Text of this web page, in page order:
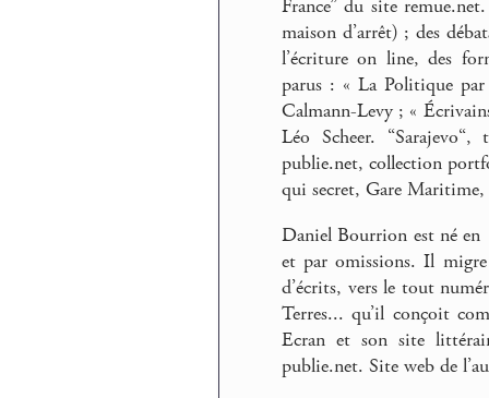
France” du site
maison d’arrêt) ; des
l’écriture on line, des
parus : « La Politique
Calmann-Levy ; «
Léo Scheer.
publie.net, collection
qui secret, Gare
Daniel Bourrion est né en
et par omissions. Il migre
d’écrits, vers le tout
Terres... qu’il conçoit
Ecran et son site
publie.net. Site web de